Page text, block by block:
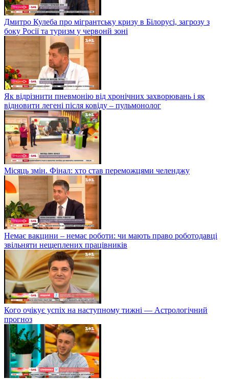
Дмитро Кулеба про мігрантську кризу в Білорусі, загрозу з
боку Росії та туризм у червонй зоні
Як відрізнити пневмонію від хронічних захворювань і як
відновити легені після ковіду – пульмонолог
Місяць змін. Фінал: хто став переможцями челенджу
Немає вакцини – немає роботи: чи мають право роботодавці
звільняти нещеплених працівників
Кого очікує успіх на наступному тижні — Астрологічний
прогноз